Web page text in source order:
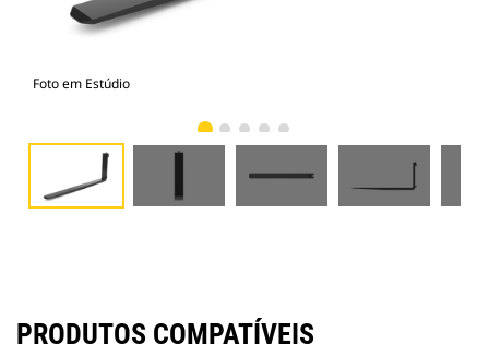
Foto em Estúdio
PRODUTOS COMPATÍVEIS